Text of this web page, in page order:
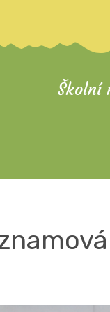
Školní